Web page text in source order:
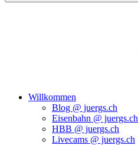
Willkommen
Blog @ juergs.ch
Eisenbahn @ juergs.ch
HBB @ juergs.ch
Livecams @ juergs.ch